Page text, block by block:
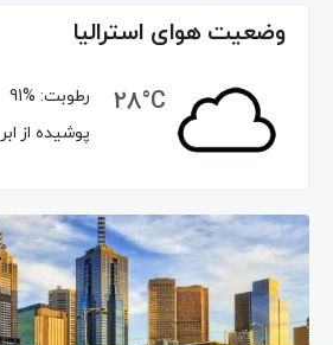
وضعیت هوای استرالیا
28°C
رطوبت: 91%
پوشیده از ابر